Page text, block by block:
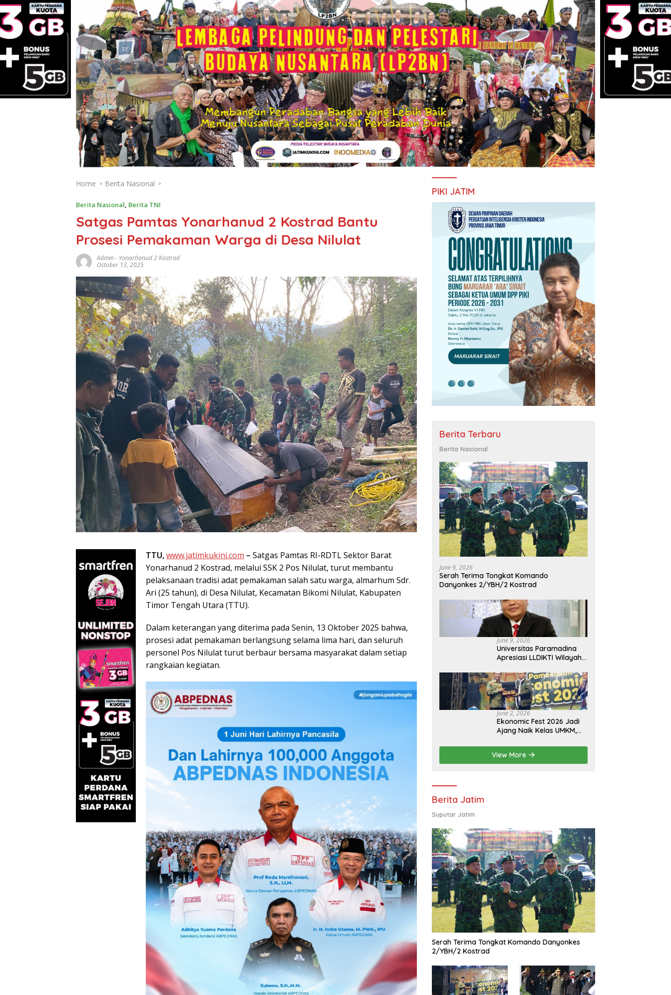
Home Berita Nasional
Berita Nasional, Berita TNI
Satgas Pamtas Yonarhanud 2 Kostrad Bantu
Prosesi Pemakaman Warga di Desa Nilulat
Admin- Yonarhanud 2 Kostrad
October 13, 2025
TTU,www.jatimkukini.com – Satgas Pamtas RI-RDTL Sektor Barat
Yonarhanud 2 Kostrad, melalui SSK 2 Pos Nilulat, turut membantu
pelaksanaan tradisi adat pemakaman salah satu warga, almarhum Sdr.
Ari (25 tahun), di Desa Nilulat, Kecamatan Bikomi Nilulat, Kabupaten
Timor Tengah Utara (TTU).
Dalam keterangan yang diterima pada Senin, 13 Oktober 2025 bahwa,
prosesi adat pemakaman berlangsung selama lima hari, dan seluruh
personel Pos Nilulat turut berbaur bersama masyarakat dalam setiap
rangkaian kegiatan.
PIKI JATIM
Berita Terbaru
Berita Nasional
June 9, 2026
Serah Terima Tongkat Komando
Danyonkes 2/YBH/2 Kostrad
June 9, 2026
Universitas Paramadina
Apresiasi LLDIKTI Wilayah
Eksistensi Perguruan
Tinggi Swasta
June 2, 2026
Ekonomic Fest 2026 Jadi
Ajang Naik Kelas UMKM,
Kolaborasi Ekspor hingga
Pendampingan Usaha
View More
Berita Jatim
Suputar Jatim
Serah Terima Tongkat Komando Danyonkes
2/YBH/2 Kostrad